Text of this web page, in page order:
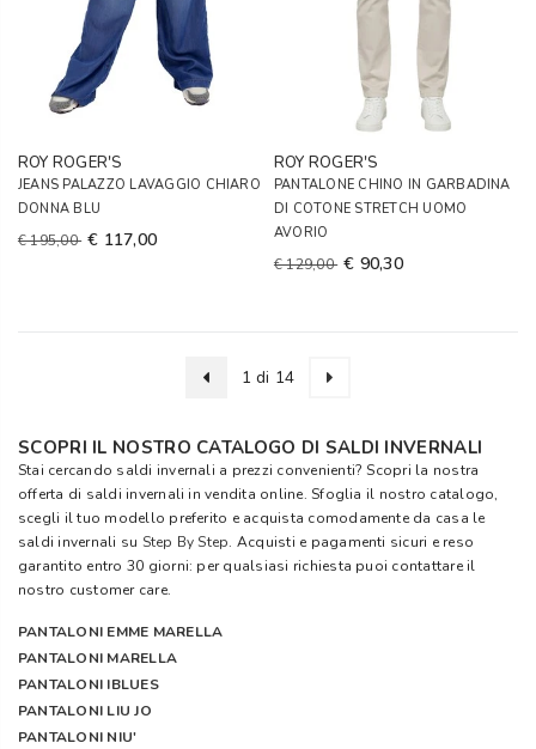
ROY ROGER'S
JEANS PALAZZO LAVAGGIO CHIARO
DONNA BLU
€ 195,00 € 117,00
ROY ROGER'S
PANTALONE CHINO IN GARBADINA
DI COTONE STRETCH UOMO
AVORIO
€ 129,00 € 90,30
1 di 14
SCOPRI IL NOSTRO CATALOGO DI SALDI INVERNALI
Stai cercando saldi invernali a prezzi convenienti? Scopri la nostra
offerta di saldi invernali in vendita online. Sfoglia il nostro catalogo,
scegli il tuo modello preferito e acquista comodamente da casa le
saldi invernali su Step By Step. Acquisti e pagamenti sicuri e reso
garantito entro 30 giorni: per qualsiasi richiesta puoi contattare il
nostro customer care.
PANTALONI EMME MARELLA
PANTALONI MARELLA
PANTALONI IBLUES
PANTALONI LIU JO
PANTALONI NIU'